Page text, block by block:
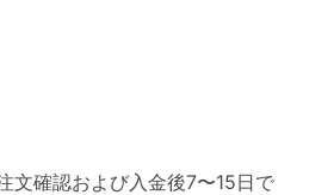
文確認および入金後7〜15日で